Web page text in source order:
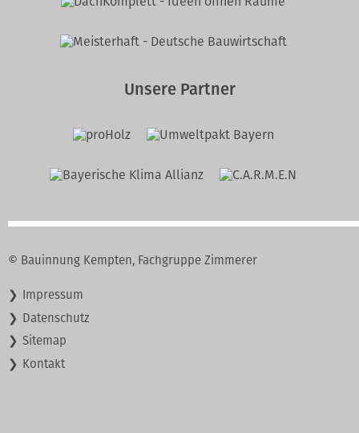
Unsere Partner
© Bauinnung Kempten, Fachgruppe Zimmerer
Navigation
Impressum
Datenschutz
Sitemap
Kontakt